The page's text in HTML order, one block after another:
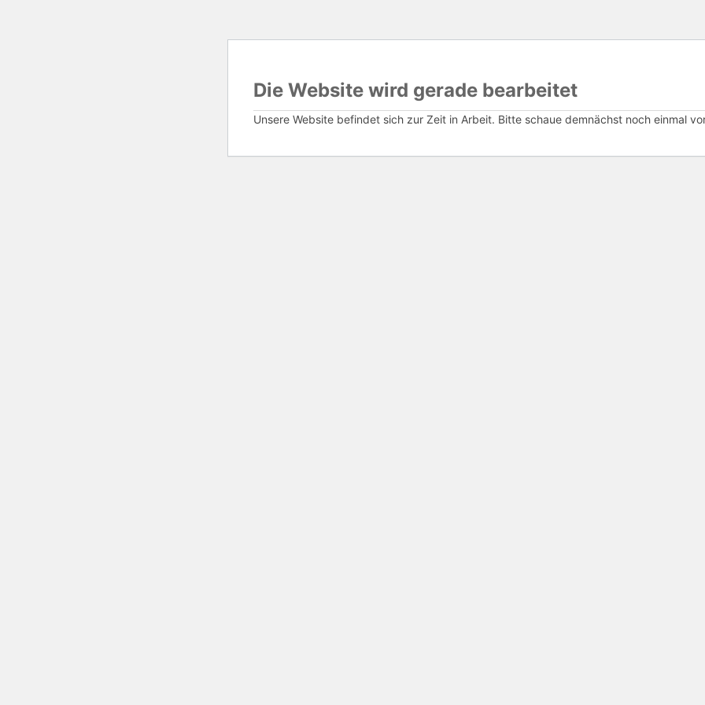
Die Website wird gerade bearbeitet
Unsere Website befindet sich zur Zeit in Arbeit. Bitte schaue demnächst noch einmal